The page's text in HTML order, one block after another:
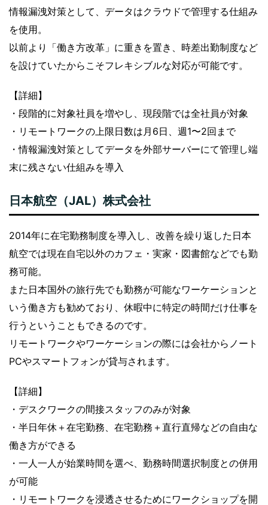
情報漏洩対策として、データはクラウドで管理する仕組み
を使用。
以前より「働き方改革」に重きを置き、時差出勤制度など
を設けていたからこそフレキシブルな対応が可能です。
【詳細】
・段階的に対象社員を増やし、現段階では全社員が対象
・リモートワークの上限日数は月6日、週1〜2回まで
・情報漏洩対策としてデータを外部サーバーにて管理し端
末に残さない仕組みを導入
日本航空（JAL）株式会社
2014年に在宅勤務制度を導入し、改善を繰り返した日本
航空では現在自宅以外のカフェ・実家・図書館などでも勤
務可能。
また日本国外の旅行先でも勤務が可能なワーケーションと
いう働き方も勧めており、休暇中に特定の時間だけ仕事を
行うということもできるのです。
リモートワークやワーケーションの際には会社からノート
PCやスマートフォンが貸与されます。
【詳細】
・デスクワークの間接スタッフのみが対象
・半日年休＋在宅勤務、在宅勤務＋直行直帰などの自由な
働き方ができる
・一人一人が始業時間を選べ、勤務時間選択制度との併用
が可能
・リモートワークを浸透させるためにワークショップを開